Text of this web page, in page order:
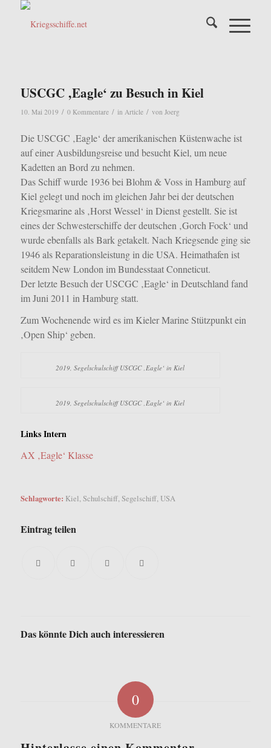
USCGC ‚Eagle‘ zu Besuch in Kiel
10. Mai 2019 / 0 Kommentare / in Article / von Joerg
Die USCGC ‚Eagle‘ der amerikanischen Küstenwache ist
auf einer Ausbildungsreise und besucht Kiel, um neue
Kadetten an Bord zu nehmen.
Das Schiff wurde 1936 bei Blohm & Voss in Hamburg auf
Kiel gelegt und noch im gleichen Jahr bei der deutschen
Kriegsmarine als ‚Horst Wessel‘ in Dienst gestellt. Sie ist
eines der Schwesterschiffe der deutschen ‚Gorch Fock‘ und
wurde ebenfalls als Bark getakelt. Nach Kriegsende ging sie
1946 als Reparationsleistung in die USA. Heimathafen ist
seitdem New London im Bundesstaat Conneticut.
Der letzte Besuch der USCGC ‚Eagle‘ in Deutschland fand
im Juni 2011 in Hamburg statt.
Zum Wochenende wird es im Kieler Marine Stützpunkt ein
‚Open Ship‘ geben.
2019, Segelschulschiff USCGC ‚Eagle‘ in Kiel
2019, Segelschulschiff USCGC ‚Eagle‘ in Kiel
Links Intern
AX ‚Eagle‘ Klasse
Schlagworte: Kiel,Schulschiff,Segelschiff, USA
Eintrag teilen
Das könnte Dich auch interessieren
0
KOMMENTARE